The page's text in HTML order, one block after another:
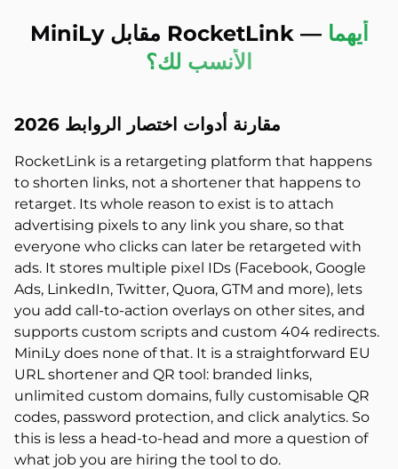
MiniLy مقابل RocketLink— أيهما
الأنسب لك؟
مقارنة أدوات اختصار الروابط 2026
RocketLink is a retargeting platform that happens
to shorten links, not a shortener that happens to
retarget. Its whole reason to exist is to attach
advertising pixels to any link you share, so that
everyone who clicks can later be retargeted with
ads. It stores multiple pixel IDs (Facebook, Google
Ads, LinkedIn, Twitter, Quora, GTM and more), lets
you add call-to-action overlays on other sites, and
supports custom scripts and custom 404 redirects.
MiniLy does none of that. It is a straightforward EU
URL shortener and QR tool: branded links,
unlimited custom domains, fully customisable QR
codes, password protection, and click analytics. So
this is less a head-to-head and more a question of
what job you are hiring the tool to do.